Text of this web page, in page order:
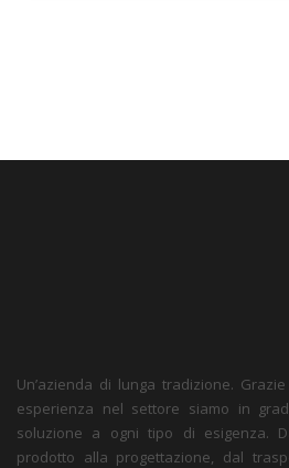
Un’azienda di lunga tradizione.
esperienza nel settore siamo in
soluzione a ogni tipo di esigenza.
prodotto alla progettazione, dal